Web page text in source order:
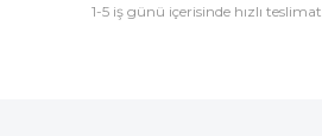
1-5 iş günü içerisinde hızlı teslimat